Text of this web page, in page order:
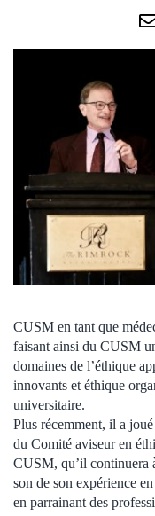
CUSM en tant que
faisant ainsi du CUSM
domaines de l’éthique
innovants et éthique
universitaire.
Plus récemment, il a
du Comité aviseur en
CUSM, qu’il continuera
son de son expérience
en parrainant des